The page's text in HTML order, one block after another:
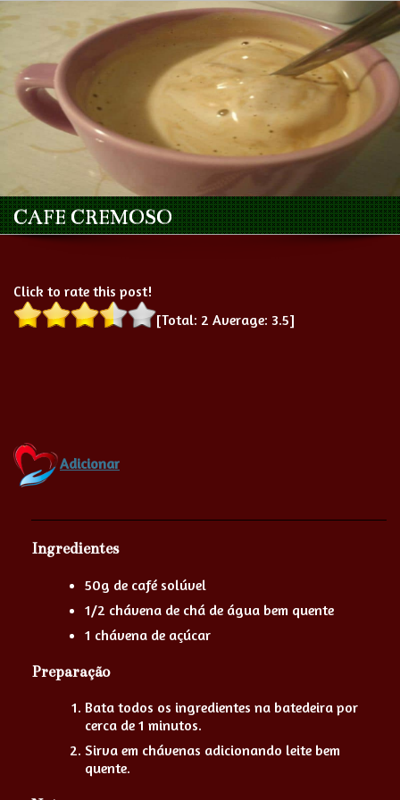
CAFE CREMOSO
Click to rate this post!
[Total: 2 Average: 3.5]
Adicionar
Ingredientes
50g de café solúvel
1/2 chávena de chá de água bem quente
1 chávena de açúcar
Preparação
Bata todos os ingredientes na batedeira por
cerca de 1 minutos.
Sirva em chávenas adicionando leite bem
quente.